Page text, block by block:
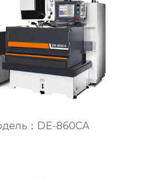
：DE-860CA